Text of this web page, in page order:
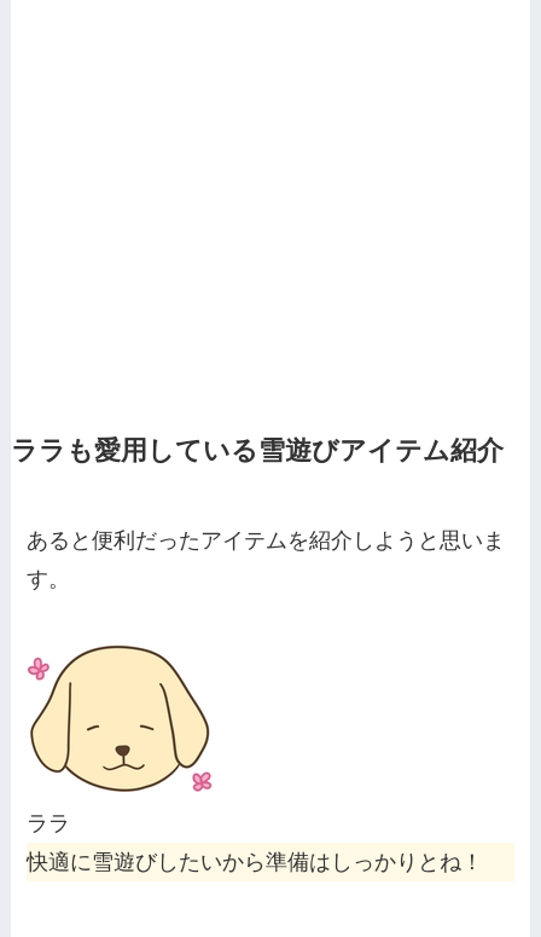
ララも愛用している雪遊びアイテム紹介
あると便利だったアイテムを紹介しようと思いま
す。
ララ
快適に雪遊びしたいから準備はしっかりとね！